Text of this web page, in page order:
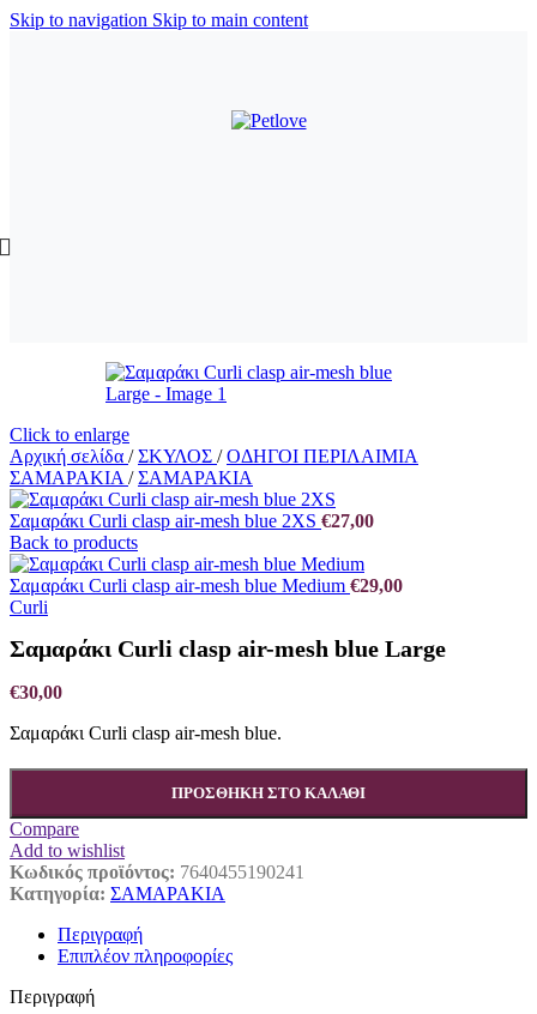
Skip to navigation Skip to main content
Click to enlarge
Αρχική σελίδα / ΣΚΥΛΟΣ / ΟΔΗΓΟΙ ΠΕΡΙΛΑΙΜΙΑ
ΣΑΜΑΡΑΚΙΑ / ΣΑΜΑΡΑΚΙΑ
Σαμαράκι Curli clasp air-mesh blue 2XS €27,00
Back to products
Σαμαράκι Curli clasp air-mesh blue Medium €29,00
Curli
Σαμαράκι Curli clasp air-mesh blue Large
€30,00
Σαμαράκι Curli clasp air-mesh blue.
ΠΡΟΣΘΉΚΗ ΣΤΟ ΚΑΛΆΘΙ
Compare
Add to wishlist
Κωδικός προϊόντος: 7640455190241
Κατηγορία: ΣΑΜΑΡΑΚΙΑ
Περιγραφή
Επιπλέον πληροφορίες
Περιγραφή